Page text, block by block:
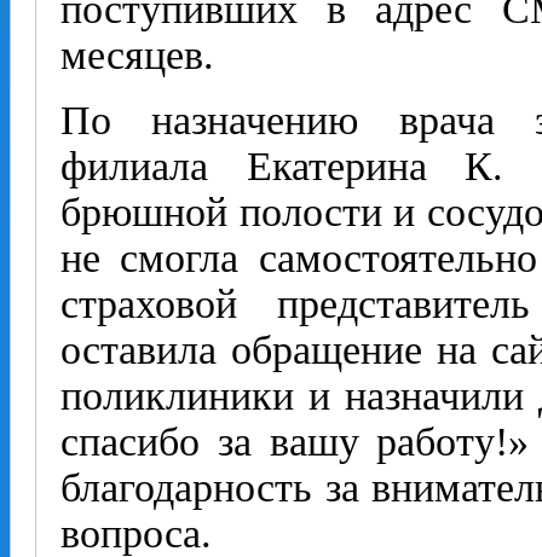
поступивших в адрес
месяцев.
По назначению врача
филиала Екатерина
брюшной полости и
не смогла
страховой
оставила обращение на
поликлиники и
спасибо за вашу
благодарность за
вопроса.